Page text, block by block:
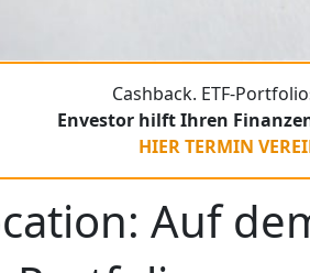
Cashback. ETF-
Envestor hilft Ihren
HIER TERMIN
Auf